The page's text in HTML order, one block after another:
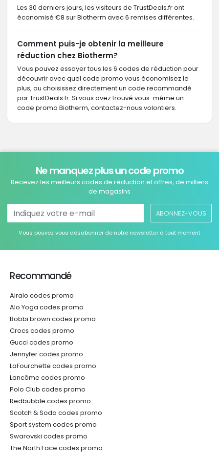
Les 30 derniers jours, les visiteurs de TrustDeals.fr ont
économisé €8 sur Biotherm avec 6 remises différentes.
Comment puis-je obtenir la meilleure
réduction chez Biotherm?
Vous pouvez essayer tous les 6 codes de réduction pour
découvrir avec quel code promo vous économisez le
plus, ou choisissez directement un code recommandé
par TrustDeals.fr. Si vous avez trouvé vous-même un
code promo Biotherm, contactez-nous volontiers.
Ne manquez plus un code promo
Recevez les meilleurs codes de réduction et offres, de milliers
de magasins
ABONNEZ-VOUS
Vous pouvez vous désabonner de notre newsletter à tout moment
Recommandé
Airalo codes promo
Alo Yoga codes promo
Bobbi brown codes promo
Crocs codes promo
Gucci codes promo
Jennyfer codes promo
LaFourchette codes promo
Lancôme codes promo
Polo Club codes promo
Redbubble codes promo
Scotch & Soda codes promo
Sport system codes promo
Swarovski codes promo
The North Face codes promo